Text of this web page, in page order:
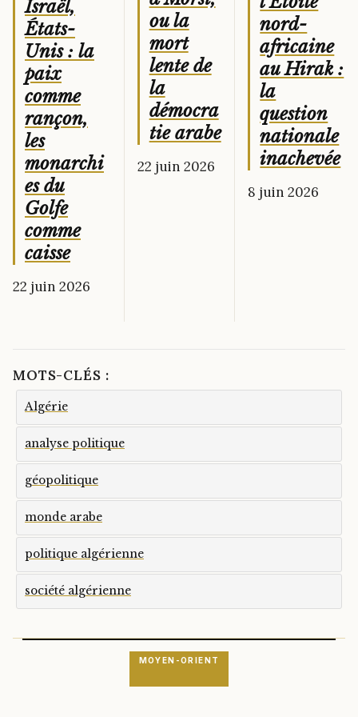
Israël,
États-
Unis : la
paix
comme
rançon,
les
monarchi
es du
Golfe
comme
caisse
22 juin 2026
ou la
mort
lente de
la
démocra
tie arabe
22 juin 2026
nord-
africaine
au Hirak :
la
question
nationale
inachevée
8 juin 2026
MOTS-CLÉS :
Algérie
analyse politique
géopolitique
monde arabe
politique algérienne
société algérienne
MOYEN-ORIENT